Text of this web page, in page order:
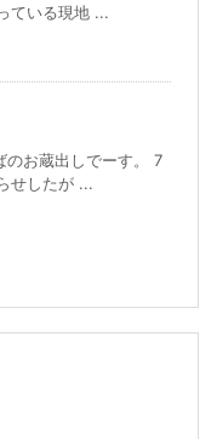
ている現地 ...
のお蔵出しでーす。 7
せしたが ...